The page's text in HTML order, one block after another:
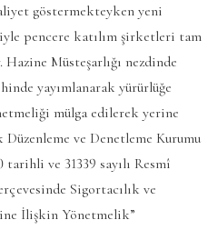
göstermekteyken yeni
pencere katılım şirketleri tam
Müsteşarlığı nezdinde
yayımlanarak yürürlüğe
mülga edilerek yerine
ve Denetleme Kurumu
tarihli ve 31339 sayılı Resmî
Sigortacılık ve
İlişkin Yönetmelik”